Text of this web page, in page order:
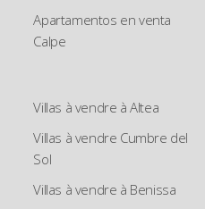
Apartamentos en venta
Calpe
Villas à vendre à Altea
Villas à vendre Cumbre del
Sol
Villas à vendre à Benissa